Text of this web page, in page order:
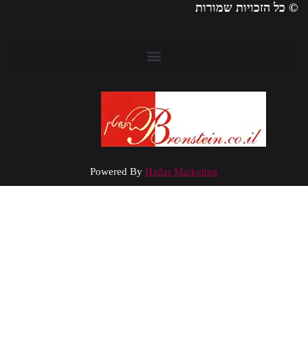
כל הזכויות שמורות
Powered ByHadar Marketing